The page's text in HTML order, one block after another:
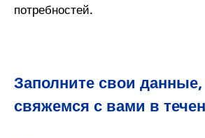
потребностей.
Заполните свои
свяжемся с вами в